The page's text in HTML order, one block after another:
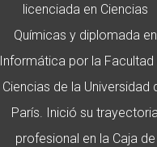
licenciada en Ciencias
Químicas y diplomada en
Informática por la Facultad
Ciencias de la Universidad
París. Inició su
profesional en la Caja de